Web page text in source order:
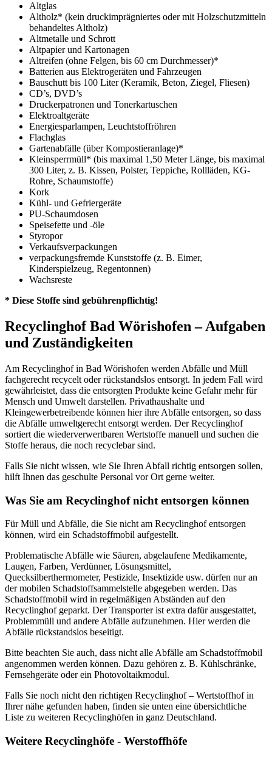
Altglas
Altholz* (kein druckimprägniertes oder mit Holzschutzmitteln
behandeltes Altholz)
Altmetalle und Schrott
Altpapier und Kartonagen
Altreifen (ohne Felgen, bis 60 cm Durchmesser)*
Batterien aus Elektrogeräten und Fahrzeugen
Bauschutt bis 100 Liter (Keramik, Beton, Ziegel, Fliesen)
CD’s, DVD’s
Druckerpatronen und Tonerkartuschen
Elektroaltgeräte
Energiesparlampen, Leuchtstoffröhren
Flachglas
Gartenabfälle (über Kompostieranlage)*
Kleinsperrmüll* (bis maximal 1,50 Meter Länge, bis maximal
300 Liter, z. B. Kissen, Polster, Teppiche, Rollläden, KG-
Rohre, Schaumstoffe)
Kork
Kühl- und Gefriergeräte
PU-Schaumdosen
Speisefette und -öle
Styropor
Verkaufsverpackungen
verpackungsfremde Kunststoffe (z. B. Eimer,
Kinderspielzeug, Regentonnen)
Wachsreste
* Diese Stoffe sind gebührenpflichtig!
Recyclinghof Bad Wörishofen – Aufgaben
und Zuständigkeiten
Am Recyclinghof in Bad Wörishofen werden Abfälle und Müll
fachgerecht recycelt oder rückstandslos entsorgt. In jedem Fall wird
gewährleistet, dass die entsorgten Produkte keine Gefahr mehr für
Mensch und Umwelt darstellen. Privathaushalte und
Kleingewerbetreibende können hier ihre Abfälle entsorgen, so dass
die Abfälle umweltgerecht entsorgt werden. Der Recyclinghof
sortiert die wiederverwertbaren Wertstoffe manuell und suchen die
Stoffe heraus, die noch recyclebar sind.
Falls Sie nicht wissen, wie Sie Ihren Abfall richtig entsorgen sollen,
hilft Ihnen das geschulte Personal vor Ort gerne weiter.
Was Sie am Recyclinghof nicht entsorgen können
Für Müll und Abfälle, die Sie nicht am Recyclinghof entsorgen
können, wird ein Schadstoffmobil aufgestellt.
Problematische Abfälle wie Säuren, abgelaufene Medikamente,
Laugen, Farben, Verdünner, Lösungsmittel,
Quecksilberthermometer, Pestizide, Insektizide usw. dürfen nur an
der mobilen Schadstoffsammelstelle abgegeben werden. Das
Schadstoffmobil wird in regelmäßigen Abständen auf den
Recyclinghof geparkt. Der Transporter ist extra dafür ausgestattet,
Problemmüll und andere Abfälle aufzunehmen. Hier werden die
Abfälle rückstandslos beseitigt.
Bitte beachten Sie auch, dass nicht alle Abfälle am Schadstoffmobil
angenommen werden können. Dazu gehören z. B. Kühlschränke,
Fernsehgeräte oder ein Photovoltaikmodul.
Falls Sie noch nicht den richtigen Recyclinghof – Wertstoffhof in
Ihrer nähe gefunden haben, finden sie unten eine übersichtliche
Liste zu weiteren Recyclinghöfen in ganz Deutschland.
Weitere Recyclinghöfe - Werstoffhöfe